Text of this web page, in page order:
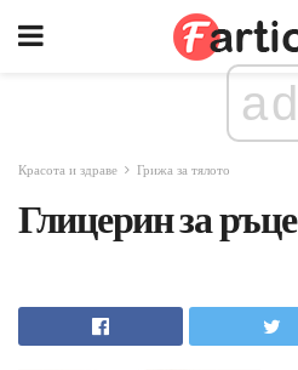
ad
Красота и здраве Грижа за тялото
Глицерин за ръце